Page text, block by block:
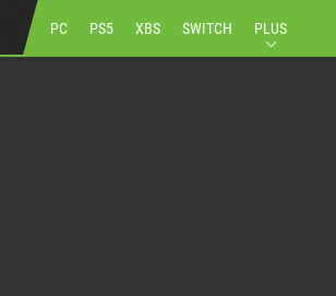
PC PS5 XBS SWITCH PLUS